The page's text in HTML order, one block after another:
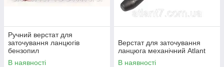
Ручний верстат для
заточування ланцюгів
бензопил
В наявності
Верстат для заточування
ланцюга механічний Atlant
В наявності